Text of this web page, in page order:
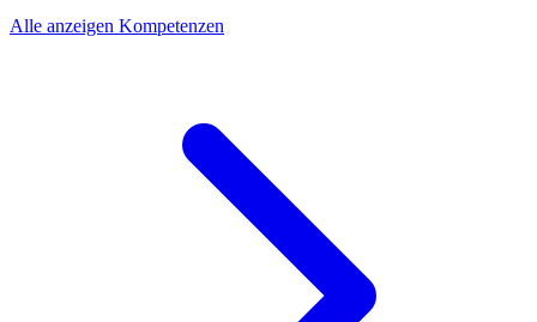
Alle anzeigen Kompetenzen